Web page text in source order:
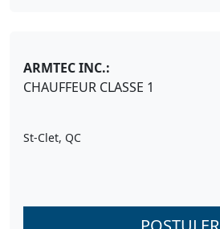
ARMTEC INC.:
CHAUFFEUR CLASSE 1
St-Clet, QC